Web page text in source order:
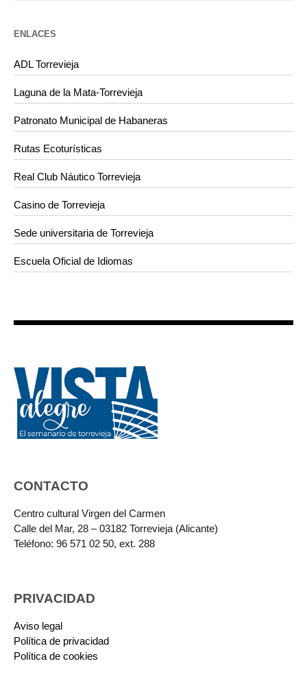
ENLACES
ADL Torrevieja
Laguna de la Mata-Torrevieja
Patronato Municipal de Habaneras
Rutas Ecoturísticas
Real Club Náutico Torrevieja
Casino de Torrevieja
Sede universitaria de Torrevieja
Escuela Oficial de Idiomas
CONTACTO
Centro cultural Virgen del Carmen
Calle del Mar, 28 – 03182 Torrevieja (Alicante)
Teléfono: 96 571 02 50, ext. 288
PRIVACIDAD
Aviso legal
Política de privacidad
Política de cookies